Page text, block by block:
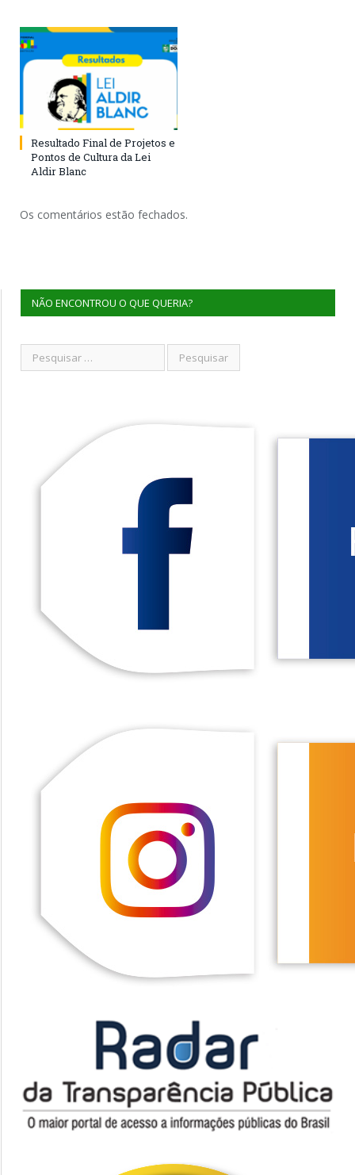
Resultado Final de Projetos e
Pontos de Cultura da Lei
Aldir Blanc
Os comentários estão fechados.
NÃO ENCONTROU O QUE QUERIA?